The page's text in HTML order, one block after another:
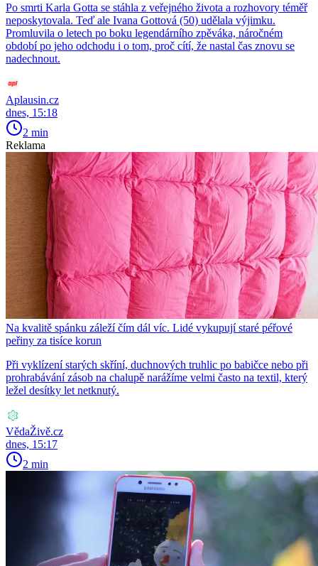
Po smrti Karla Gotta se stáhla z veřejného života a rozhovory téměř
neposkytovala. Teď ale Ivana Gottová (50) udělala výjimku.
Promluvila o letech po boku legendárního zpěváka, náročném
období po jeho odchodu i o tom, proč cítí, že nastal čas znovu se
nadechnout.
Aplausin.cz
dnes, 15:18
2 min
Reklama
Na kvalitě spánku záleží čím dál víc. Lidé vykupují staré péřové
peřiny za tisíce korun
Při vyklízení starých skříní, duchnových truhlic po babičce nebo při
prohrabávání zásob na chalupě narážíme velmi často na textil, který
ležel desítky let netknutý.
VědaŽivě.cz
dnes, 15:17
2 min